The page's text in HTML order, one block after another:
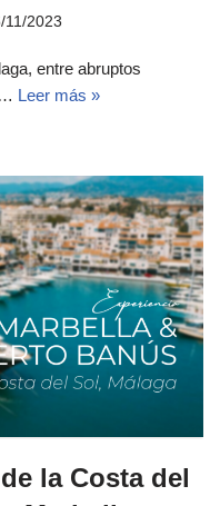
11/2023
entre abruptos
Leer más »
la Costa del